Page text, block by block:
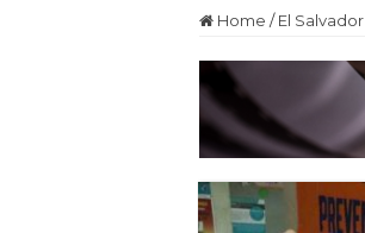
Home / El Salvador